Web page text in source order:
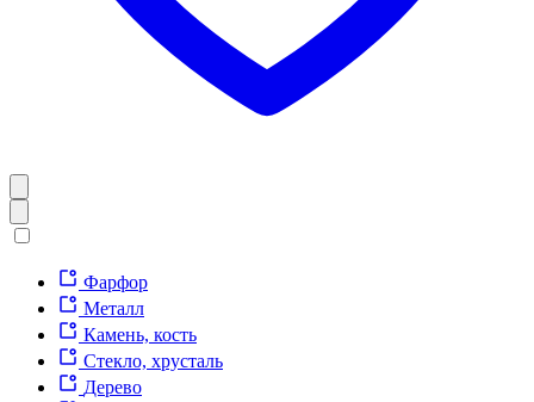
Фарфор
Металл
Камень, кость
Стекло, хрусталь
Дерево